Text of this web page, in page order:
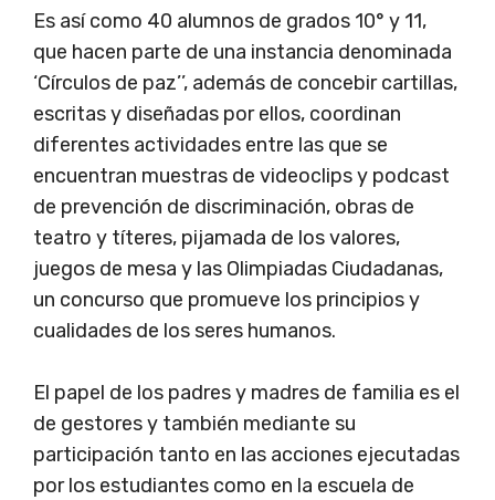
Es así como 40 alumnos de grados 10° y 11,
que hacen parte de una instancia denominada
‘Círculos de paz’’, además de concebir cartillas,
escritas y diseñadas por ellos, coordinan
diferentes actividades entre las que se
encuentran muestras de videoclips y podcast
de prevención de discriminación, obras de
teatro y títeres, pijamada de los valores,
juegos de mesa y las Olimpiadas Ciudadanas,
un concurso que promueve los principios y
cualidades de los seres humanos.
El papel de los padres y madres de familia es el
de gestores y también mediante su
participación tanto en las acciones ejecutadas
por los estudiantes como en la escuela de